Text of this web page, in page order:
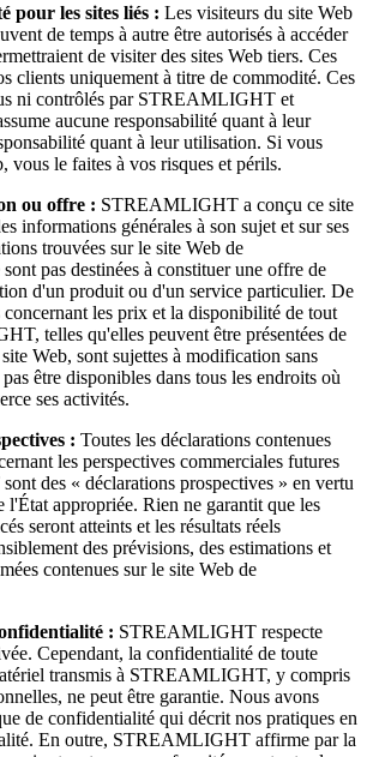
pour les sites liés : Les visiteurs du site Web
de temps à autre être autorisés à accéder
de visiter des sites Web tiers. Ces
clients uniquement à titre de commodité. Ces
ni contrôlés par STREAMLIGHT et
aucune responsabilité quant à leur
quant à leur utilisation. Si vous
vous le faites à vos risques et périls.
ou offre : STREAMLIGHT a conçu ce site
informations générales à son sujet et sur ses
trouvées sur le site Web de
pas destinées à constituer une offre de
d'un produit ou d'un service particulier. De
les prix et la disponibilité de tout
telles qu'elles peuvent être présentées de
Web, sont sujettes à modification sans
être disponibles dans tous les endroits où
ses activités.
: Toutes les déclarations contenues
les perspectives commerciales futures
des « déclarations prospectives » en vertu
l'État appropriée. Rien ne garantit que les
seront atteints et les résultats réels
des prévisions, des estimations et
contenues sur le site Web de
: STREAMLIGHT respecte
Cependant, la confidentialité de toute
transmis à STREAMLIGHT, y compris
ne peut être garantie. Nous avons
de confidentialité qui décrit nos pratiques en
En outre, STREAMLIGHT affirme par la